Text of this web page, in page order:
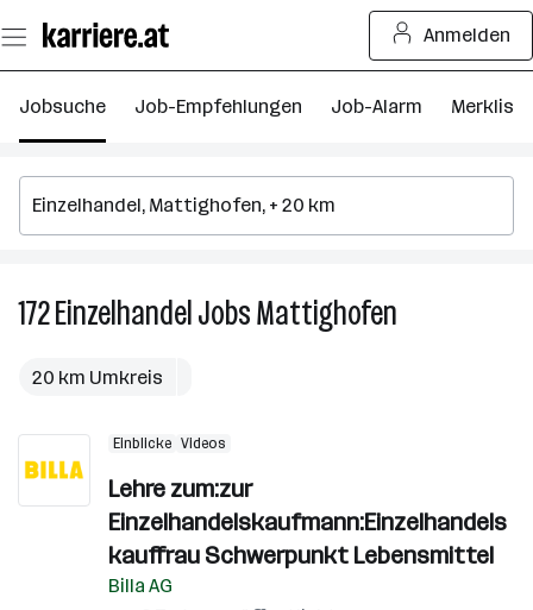
Seiteninhalt
springen
Anmelden
Jobsuche Job-Empfehlungen Job-Alarm Merkliste
172EinzelhandelJobsMattighofen
20 km Umkreis
Einblicke Videos
Lehre zum:zur
Einzelhandelskaufmann:Einzelhandels
kauffrau Schwerpunkt Lebensmittel
Billa AG